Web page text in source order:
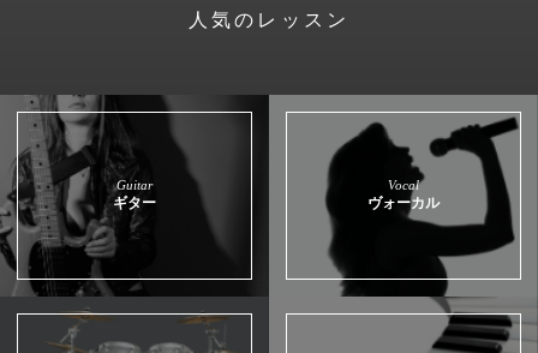
人気のレッスン
Guitar
ギター
Vocal
ヴォーカル